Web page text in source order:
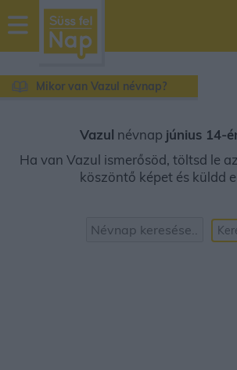
sussfelnap.hu
időjárás
Mikor van Vazul névnap?
Vazul névnap június 14-
Ha van Vazul ismerősöd, töltsd le
köszöntő képet és küldd